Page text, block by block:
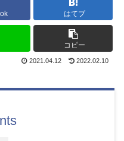
はてブ
コピー
2021.04.12 2022.02.10